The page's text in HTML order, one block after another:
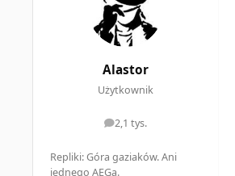
Alastor
Użytkownik
2,1 tys.
odpowiedzi
Repliki: Góra gaziaków. Ani
jednego AEGa.